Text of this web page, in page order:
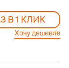
В 1 КЛИК
Хочу дешевле